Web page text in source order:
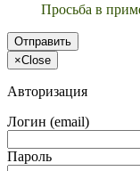
Просьба в
Отправить
×Close
Авторизация
Логин (email)
Пароль